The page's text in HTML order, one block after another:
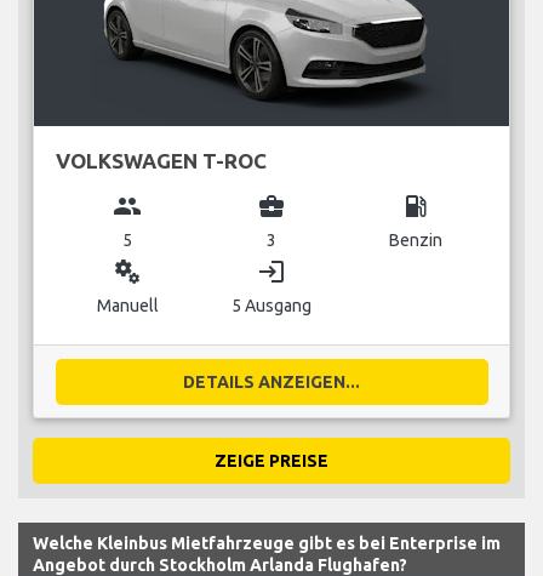
VOLKSWAGEN T-ROC
group
5
business_center
3
local_gas_station
Benzin
miscellaneous_services
Manuell
login
5 Ausgang
DETAILS ANZEIGEN...
ZEIGE PREISE
Welche Kleinbus Mietfahrzeuge gibt es bei Enterprise im
Angebot durch Stockholm Arlanda Flughafen?